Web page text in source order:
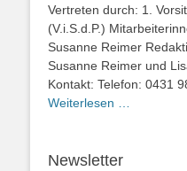
Vertreten durch: 1.
(V.i.S.d.P.)
Susanne Reimer
Susanne Reimer und
Kontakt: Telefon: 0431
Weiterlesen …
Newsletter